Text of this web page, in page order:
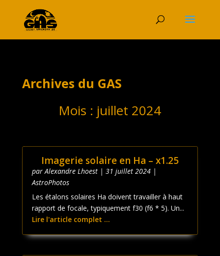
Archives du GAS
Mois : juillet 2024
Imagerie solaire en Ha – x1.25
parAlexandre Lhoest| 31 juillet 2024|
AstroPhotos
Les étalons solaires Ha doivent travailler à haut
rapport de focale, typiquement f30 (f6 * 5). Un...
Lire l'article complet ...